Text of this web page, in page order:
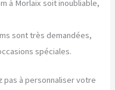
à Morlaix soit inoubliable,
sont très demandées,
spéciales.
pas à personnaliser votre